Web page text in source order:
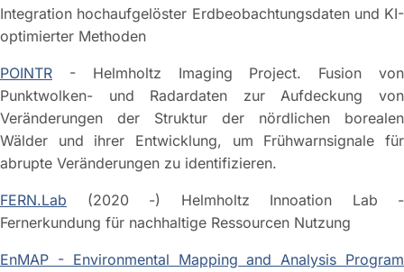
Integration hochaufgelöster Erdbeobachtungsdaten und KI-
optimierter Methoden
POINTR - Helmholtz Imaging Project. Fusion von
Punktwolken- und Radardaten zur Aufdeckung von
Veränderungen der Struktur der nördlichen borealen
Wälder und ihrer Entwicklung, um Frühwarnsignale für
abrupte Veränderungen zu identifizieren.
FERN.Lab (2020 -) Helmholtz Innoation Lab -
Fernerkundung für nachhaltige Ressourcen Nutzung
EnMAP - Environmental Mapping and Analysis Program